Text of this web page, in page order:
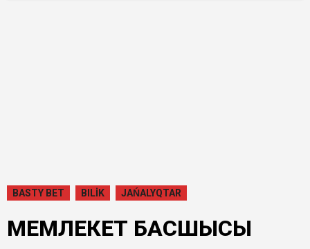
BASTY BET BILİK JAŃALYQTAR
МЕМЛЕКЕТ БАСШЫСЫ